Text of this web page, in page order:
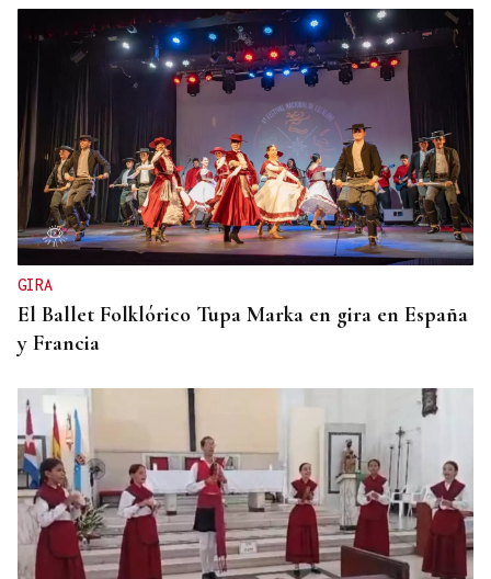
GIRA
El Ballet Folklórico Tupa Marka en gira en España
y Francia